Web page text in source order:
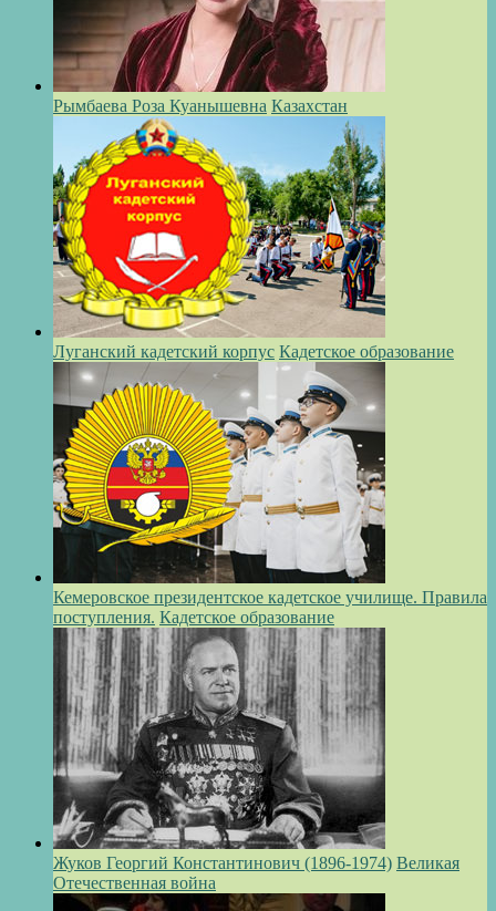
Рымбаева Роза Куанышевна Казахстан
Луганский кадетский корпус Кадетское образование
Кемеровское президентское кадетское училище. Правила
поступления. Кадетское образование
Жуков Георгий Константинович (1896-1974) Великая
Отечественная война